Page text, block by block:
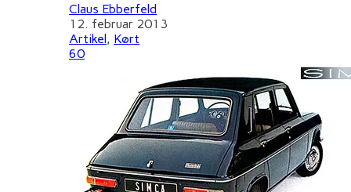
Claus Ebberfeld
12. februar 2013
Artikel, Kørt
60